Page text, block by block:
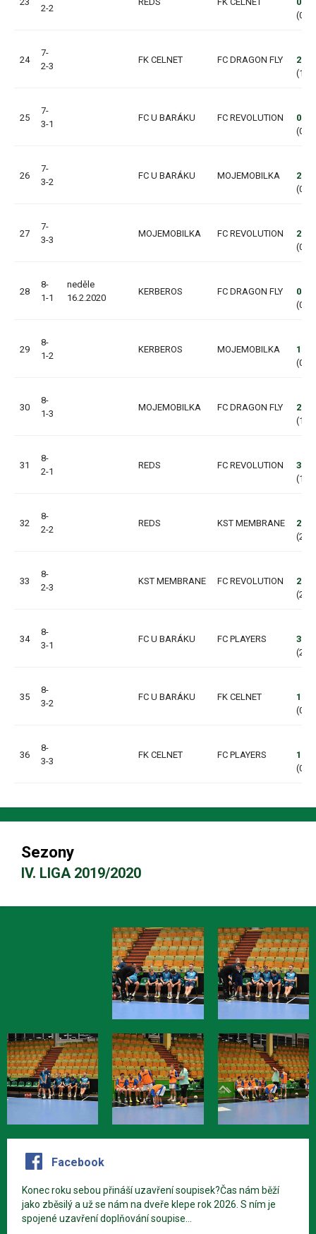
2-2
(0:0,
24
7-
2-3
FK CELNET FC DRAGON FLY
2:13
(1:3,
25
7-
3-1
FC U BARÁKU FC REVOLUTION
0:5
(0:3,
26
7-
3-2
FC U BARÁKU MOJEMOBILKA
2:3
(0:1,
27
7-
3-3
MOJEMOBILKA FC REVOLUTION
2:5
(0:2,
28
8-
1-1
neděle
16.2.2020
KERBEROS FC DRAGON FLY
0:0
(0:0,
29
8-
1-2
KERBEROS MOJEMOBILKA
1:2
(0:1,
30
8-
1-3
MOJEMOBILKA FC DRAGON FLY
2:5
(1:2,
31
8-
2-1
REDS FC REVOLUTION
3:10
(1:5,
32
8-
2-2
REDS KST MEMBRANE
2:11
(2:3,
33
8-
2-3
KST MEMBRANE FC REVOLUTION
2:1
(2:1,
34
8-
3-1
FC U BARÁKU FC PLAYERS
3:5
(2:2,
35
8-
3-2
FC U BARÁKU FK CELNET
1:0
(0:0,
36
8-
3-3
FK CELNET FC PLAYERS
1:8
(0:4,
Sezony
IV. LIGA 2019/2020
Facebook
Konec roku sebou přináší uzavření soupisek?Čas nám běží
jako zběsilý a už se nám na dveře klepe rok 2026. S ním je
spojené uzavření doplňování soupise...